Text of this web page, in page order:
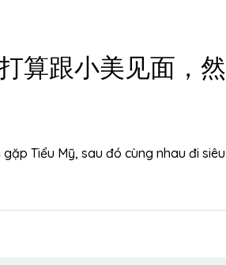
算跟小美见面，
Tiểu Mỹ, sau đó cùng nhau đi